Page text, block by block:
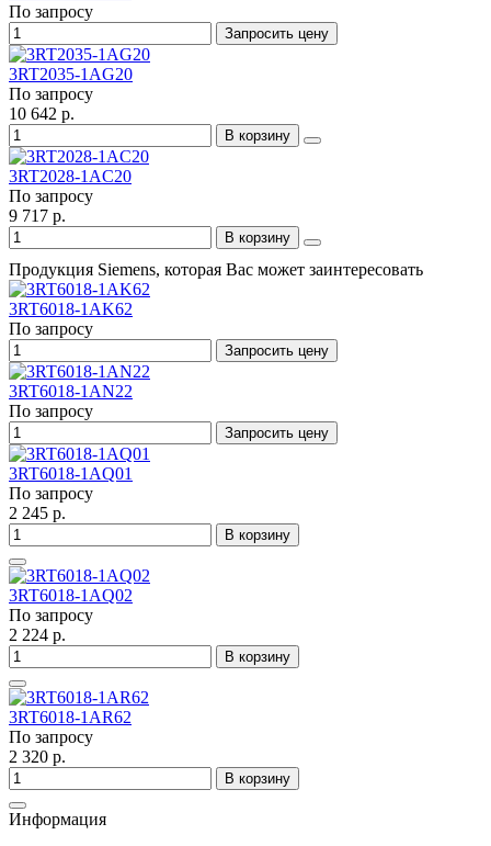
По запросу
Запросить цену
3RT2035-1AG20
По запросу
10 642 р.
В корзину
3RT2028-1AC20
По запросу
9 717 р.
В корзину
Продукция Siemens, которая Вас может заинтересовать
3RT6018-1AK62
По запросу
Запросить цену
3RT6018-1AN22
По запросу
Запросить цену
3RT6018-1AQ01
По запросу
2 245 р.
В корзину
3RT6018-1AQ02
По запросу
2 224 р.
В корзину
3RT6018-1AR62
По запросу
2 320 р.
В корзину
Информация